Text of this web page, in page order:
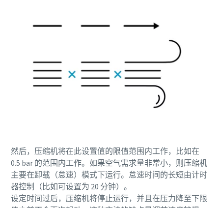
然后，压缩机将在此设置值的限值范围内工作，比如在
0.5 bar 的范围内工作。如果空气需求量非常小，则压缩机
主要在卸载（怠速）模式下运行。怠速时间的长短由计时
器控制（比如可设置为 20 分钟）。
设定时间过后，压缩机将停止运行，并且在压力降至下限